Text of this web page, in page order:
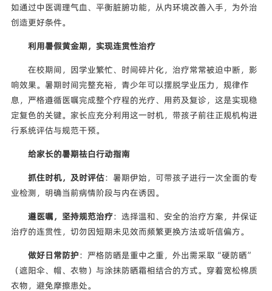
如通过中医调理气血、平衡脏腑功能，从内环境改善入手，为外治
创造更好条件。
利用暑假黄金期，实现连贯性治疗
在校期间，因学业繁忙、时间碎片化，治疗常常被迫中断，影
响效果。暑期时间完整充裕，青少年可以摆脱学业压力，规律作
息，严格遵循医嘱完成整个疗程的光疗、用药及复诊，这是实现稳
定复色的关键。家长应充分利用这一时机，带孩子前往正规机构进
行系统评估与规范干预。
给家长的暑期祛白行动指南
抓住时机，及时评估：暑期伊始，可带孩子进行一次全面的专
业检测，明确当前病情阶段与内在诱因。
遵医嘱，坚持规范治疗：选择温和、安全的治疗方案，并保证
治疗的连贯性，切勿因短期未见效而频繁更换方法或听信偏方。
做好日常防护：严格防晒是重中之重，外出需采取“硬防晒”
（遮阳伞、帽、衣物）与涂抹防晒霜相结合的方式。穿着宽松棉质
衣物，避免摩擦患处。